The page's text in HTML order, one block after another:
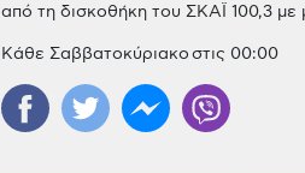
από τη δισκοθήκη του ΣΚΑΪ 100,3
Κάθε Σαββατοκύριακο στις 00:00